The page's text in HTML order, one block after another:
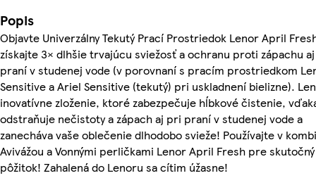
Popis
Objavte Univerzálny Tekutý Prací Prostriedok Lenor April
získajte 3× dlhšie trvajúcu sviežosť a ochranu proti zápachu
praní v studenej vode (v porovnaní s pracím prostriedkom
Sensitive a Ariel Sensitive (tekutý) pri uskladnení bielizne).
inovatívne zloženie, ktoré zabezpečuje hĺbkové čistenie,
odstraňuje nečistoty a zápach aj pri praní v studenej vode a
zanecháva vaše oblečenie dlhodobo svieže! Používajte v
Avivážou a Vonnými perličkami Lenor April Fresh pre skutočný
pôžitok! Zahalená do Lenoru sa cítim úžasne!